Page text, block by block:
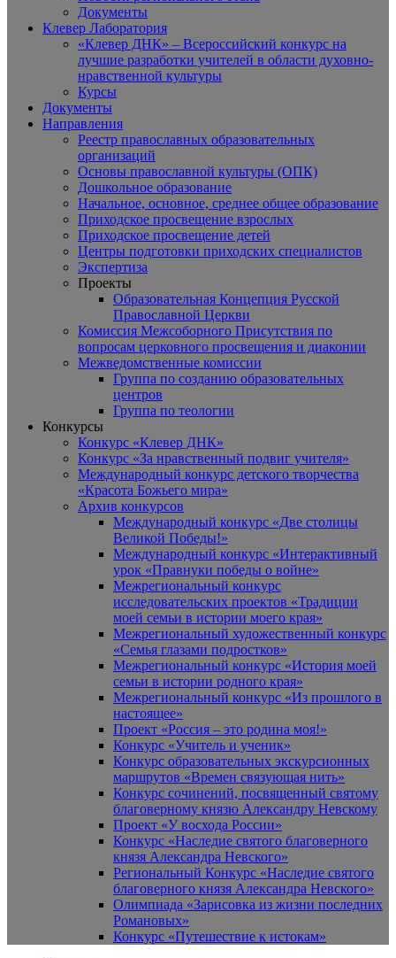
Документы
Клевер Лаборатория
«Клевер ДНК» – Всероссийский конкурс на
лучшие разработки учителей в области духовно-
нравственной культуры
Курсы
Документы
Направления
Реестр православных образовательных
организаций
Основы православной культуры (ОПК)
Дошкольное образование
Начальное, основное, среднее общее образование
Приходское просвещение взрослых
Приходское просвещение детей
Центры подготовки приходских специалистов
Экспертиза
Проекты
Образовательная Концепция Русской
Православной Церкви
Комиссия Межсоборного Присутствия по
вопросам церковного просвещения и диаконии
Межведомственные комиссии
Группа по созданию образовательных
центров
Группа по теологии
Конкурсы
Конкурс «Клевер ДНК»
Конкурс «За нравственный подвиг учителя»
Международный конкурс детского творчества
«Красота Божьего мира»
Архив конкурсов
Международный конкурс «Две столицы
Великой Победы!»
Международный конкурс «Интерактивный
урок «Правнуки победы о войне»
Межрегиональный конкурс
исследовательских проектов «Традиции
моей семьи в истории моего края»
Межрегиональный художественный конкурс
«Семья глазами подростков»
Межрегиональный конкурс «История моей
семьи в истории родного края»
Межрегиональный конкурс «Из прошлого в
настоящее»
Проект «Россия – это родина моя!»
Конкурс «Учитель и ученик»
Конкурс образовательных экскурсионных
маршрутов «Времен связующая нить»
Конкурс сочинений, посвященный святому
благоверному князю Александру Невскому
Проект «У восхода России»
Конкурс «Наследие святого благоверного
князя Александра Невского»
Региональный Конкурс «Наследие святого
благоверного князя Александра Невского»
Олимпиада «Зарисовка из жизни последних
Романовых»
Конкурс «Путешествие к истокам»